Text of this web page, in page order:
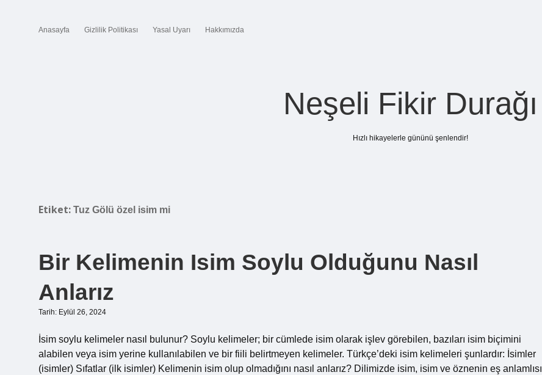
Anasayfa Gizlilik Politikası Yasal Uyarı Hakkımızda
Neşeli Fikir Durağı
Hızlı hikayelerle gününü şenlendir!
Etiket: Tuz Gölü özel isim mi
Bir Kelimenin Isim Soylu Olduğunu Nasıl
Anlarız
Tarih: Eylül 26, 2024
İsim soylu kelimeler nasıl bulunur? Soylu kelimeler; bir cümlede isim olarak işlev görebilen, bazıları isim biçimini
alabilen veya isim yerine kullanılabilen ve bir fiili belirtmeyen kelimeler. Türkçe’deki isim kelimeleri şunlardır: İsimler
(isimler) Sıfatlar (ilk isimler) Kelimenin isim olup olmadığını nasıl anlarız? Dilimizde isim, isim ve öznenin eş anlamlısı